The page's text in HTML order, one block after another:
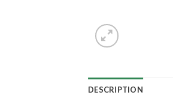
DESCRIPTION